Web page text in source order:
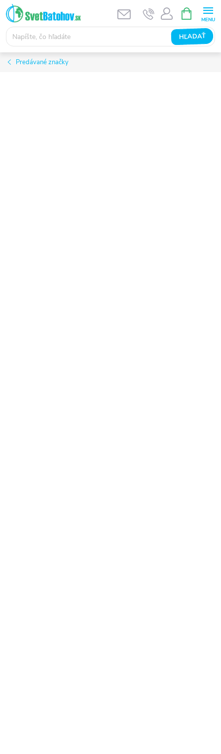
Prejsť
na
obsah
HĽADAŤ
KOŠÍK
Predávané značky